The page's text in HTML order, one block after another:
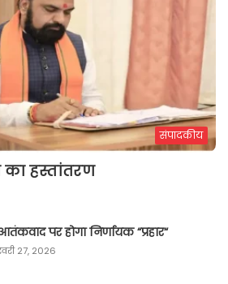
संपादकीय
हस्तांतरण
पर होगा निर्णायक “प्रहार“
27, 2026